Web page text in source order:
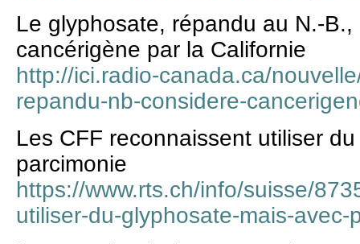
Le glyphosate, répandu au N.-
cancérigène par la Californie
http://ici.radio-canada.ca/
repandu-nb-considere-
Les CFF reconnaissent utiliser
parcimonie
https://www.rts.ch/info/suisse/
utiliser-du-glyphosate-mais-avec-